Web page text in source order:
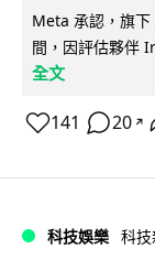
Meta 承認，旗
間，因評估夥伴
全文
141 20 ↗
科技娛樂 科技